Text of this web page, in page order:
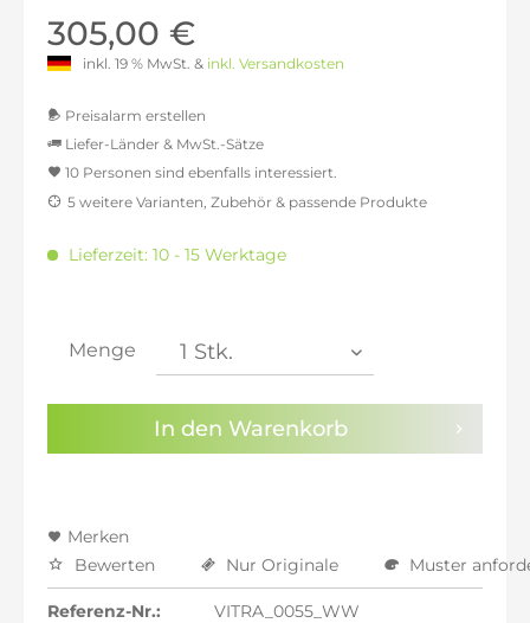
305,00 €
inkl. 19 % MwSt. & inkl. Versandkosten
Preisalarm erstellen
Sie haben dieDatenschutzbestimmungen
Kenntnis genommen.
Liefer-Länder & MwSt.-Sätze
inkl. 16% MwSt.: 297,31 €
inkl. 21% MwSt.: 310,13 €
10 Personen sind ebenfalls interessiert.
5 weitere Varianten, Zubehör & passende Produkte
Lieferzeit: 10 - 15 Werktage
Menge
In den Warenkorb
Merken
Bewerten
Nur Originale Muster
Referenz-Nr.:
VITRA_0055_WW